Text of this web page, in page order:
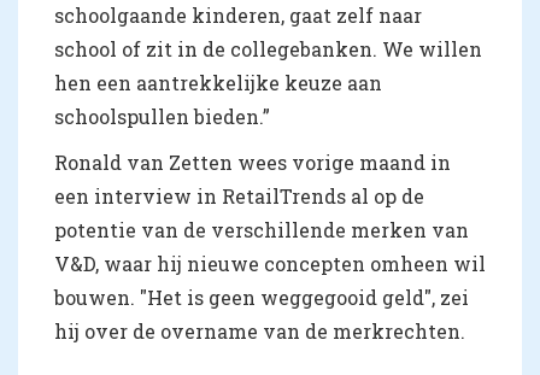
schoolgaande kinderen, gaat zelf naar
school of zit in de collegebanken. We willen
hen een aantrekkelijke keuze aan
schoolspullen bieden.”
Ronald van Zetten wees vorige maand in
een interview in RetailTrends al op de
potentie van de verschillende merken van
V&D, waar hij nieuwe concepten omheen wil
bouwen. "Het is geen weggegooid geld", zei
hij over de overname van de merkrechten.